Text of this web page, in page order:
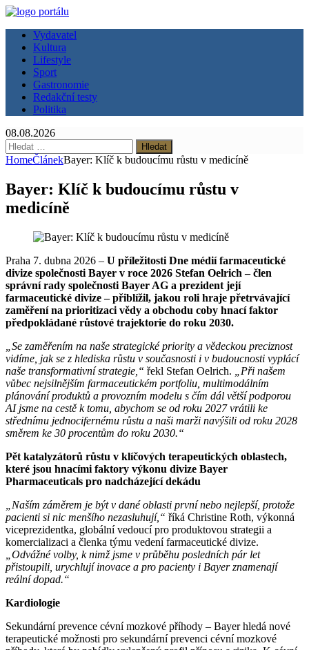
Vydavatel
Kultura
Lifestyle
Sport
Gastronomie
Redakční testy
Politika
08.08.2026
Vyhledávání
HomeČlánekBayer: Klíč k budoucímu růstu v medicíně
Bayer: Klíč k budoucímu růstu v
medicíně
Praha 7. dubna 2026 – U příležitosti Dne médií farmaceutické
divize společnosti Bayer v roce 2026 Stefan Oelrich – člen
správní rady společnosti Bayer AG a prezident její
farmaceutické divize – přiblížil, jakou roli hraje přetrvávající
zaměření na prioritizaci vědy a obchodu coby hnací faktor
předpokládané růstové trajektorie do roku 2030.
„Se zaměřením na naše strategické priority a vědeckou preciznost
vidíme, jak se z hlediska růstu v současnosti i v budoucnosti vyplácí
naše transformativní strategie,“ řekl Stefan Oelrich. „Při našem
vůbec nejsilnějším farmaceutickém portfoliu, multimodálním
plánování produktů a provozním modelu s čím dál větší podporou
AI jsme na cestě k tomu, abychom se od roku 2027 vrátili ke
střednímu jednocifernému růstu a naši marži navýšili od roku 2028
směrem ke 30 procentům do roku 2030.“
Pět katalyzátorů růstu v klíčových terapeutických oblastech,
které jsou hnacími faktory výkonu divize Bayer
Pharmaceuticals pro nadcházející dekádu
„Naším záměrem je být v dané oblasti první nebo nejlepší, protože
pacienti si nic menšího nezasluhují,“ říká Christine Roth, výkonná
viceprezidentka, globální vedoucí pro produktovou strategii a
komercializaci a členka týmu vedení farmaceutické divize.
„Odvážné volby, k nimž jsme v průběhu posledních pár let
přistoupili, urychlují inovace a pro pacienty i Bayer znamenají
reální dopad.“
Kardiologie
Sekundární prevence cévní mozkové příhody – Bayer hledá nové
terapeutické možnosti pro sekundární prevenci cévní mozkové